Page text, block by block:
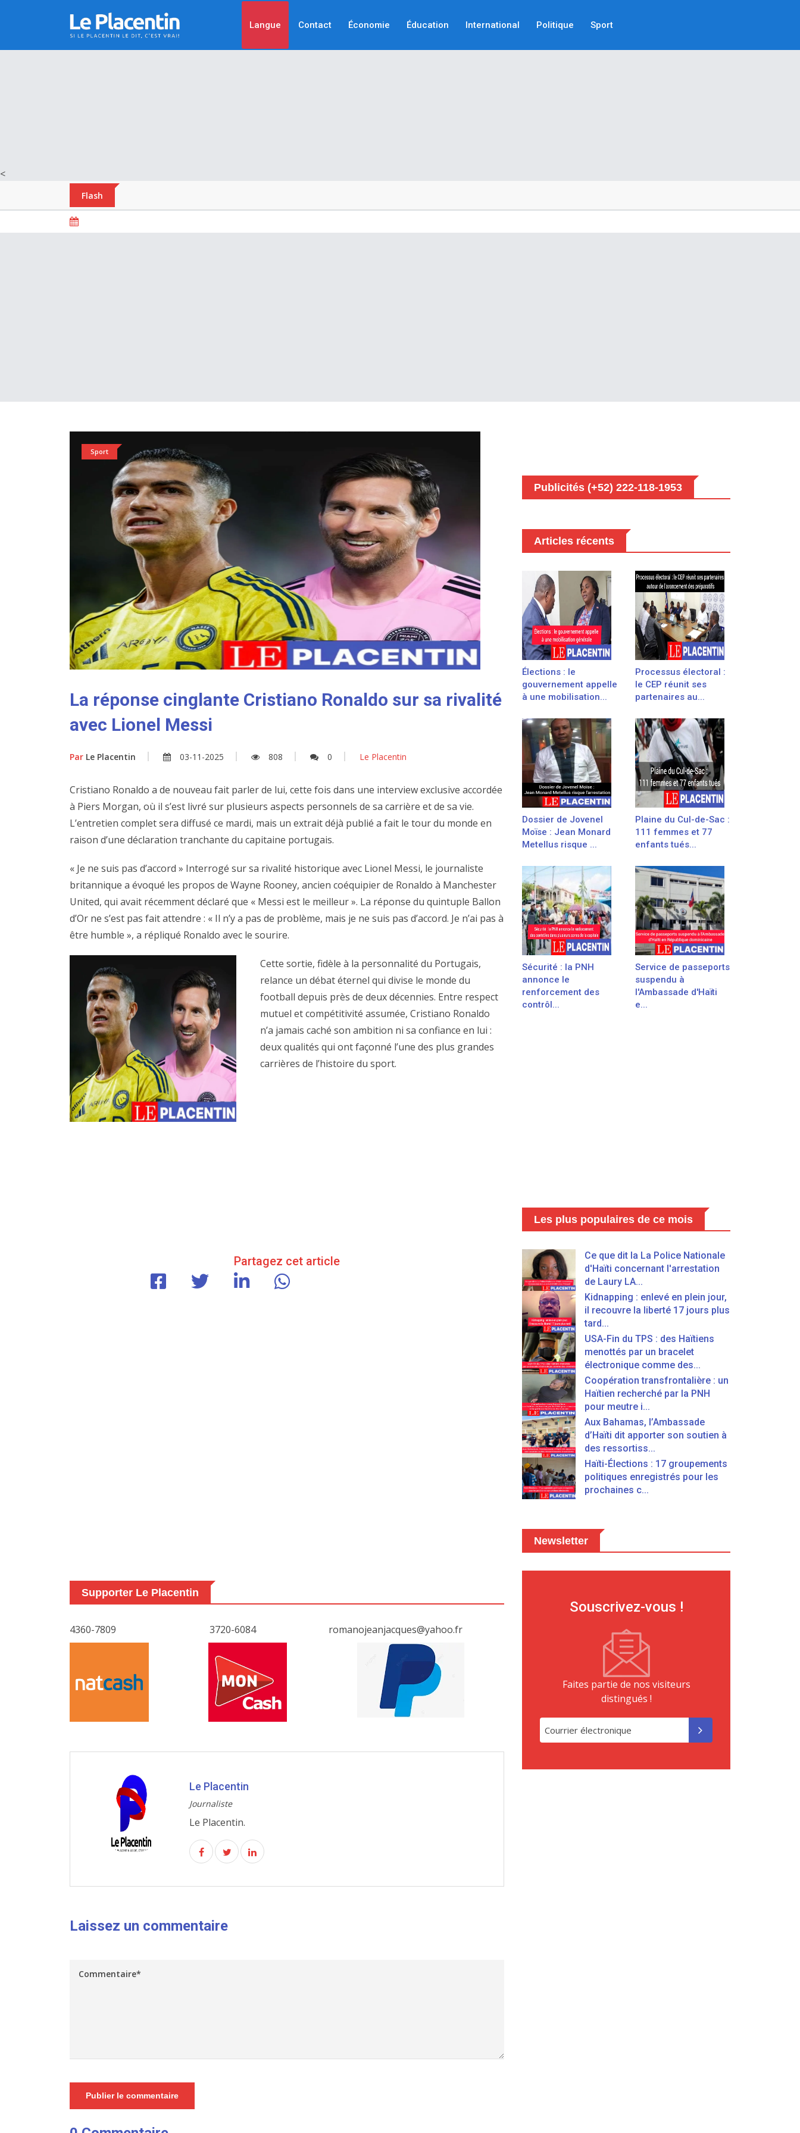
<
Langue Contact Économie Éducation International Politique Sport
Flash
Sport
La réponse cinglante Cristiano Ronaldo sur sa rivalité
avec Lionel Messi
Par Le Placentin 03-11-2025 808 0 Le Placentin
Cristiano Ronaldo a de nouveau fait parler de lui, cette fois dans une interview exclusive accordée
à Piers Morgan, où il s’est livré sur plusieurs aspects personnels de sa carrière et de sa vie.
L’entretien complet sera diffusé ce mardi, mais un extrait déjà publié a fait le tour du monde en
raison d’une déclaration tranchante du capitaine portugais.
« Je ne suis pas d’accord » Interrogé sur sa rivalité historique avec Lionel Messi, le journaliste
britannique a évoqué les propos de Wayne Rooney, ancien coéquipier de Ronaldo à Manchester
United, qui avait récemment déclaré que « Messi est le meilleur ». La réponse du quintuple Ballon
d’Or ne s’est pas fait attendre : « Il n’y a pas de problème, mais je ne suis pas d’accord. Je n’ai pas à
être humble », a répliqué Ronaldo avec le sourire.
Cette sortie, fidèle à la personnalité du Portugais,
relance un débat éternel qui divise le monde du
football depuis près de deux décennies. Entre respect
mutuel et compétitivité assumée, Cristiano Ronaldo
n’a jamais caché son ambition ni sa confiance en lui :
deux qualités qui ont façonné l’une des plus grandes
carrières de l’histoire du sport.
Partagez cet article
Supporter Le Placentin
4360-7809 3720-6084 romanojeanjacques@yahoo.fr
Le Placentin
Journaliste
Le Placentin.
Laissez un commentaire
Publier le commentaire
Publicités (+52) 222-118-1953
Articles récents
Élections : le
gouvernement appelle
à une mobilisation...
Processus électoral :
le CEP réunit ses
partenaires au...
Dossier de Jovenel
Moïse : Jean Monard
Metellus risque ...
Plaine du Cul-de-Sac :
111 femmes et 77
enfants tués...
Sécurité : la PNH
annonce le
renforcement des
contrôl...
Service de passeports
suspendu à
l'Ambassade d'Haïti
e...
Les plus populaires de ce mois
Ce que dit la La Police Nationale
d'Haïti concernant l'arrestation
de Laury LA...
Kidnapping : enlevé en plein jour,
il recouvre la liberté 17 jours plus
tard...
USA-Fin du TPS : des Haïtiens
menottés par un bracelet
électronique comme des...
Coopération transfrontalière : un
Haïtien recherché par la PNH
pour meutre i...
Aux Bahamas, l’Ambassade
d’Haïti dit apporter son soutien à
des ressortiss...
Haïti-Élections : 17 groupements
politiques enregistrés pour les
prochaines c...
Newsletter
Souscrivez-vous !
Faites partie de nos visiteurs
distingués !